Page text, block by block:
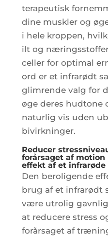
terapeutisk
dine muskler og
i hele kroppen,
ilt og
celler for optimal
ord er et infrarødt
glimrende valg for
øge deres hudtone
naturlig vis uden
bivirkninger.
Reducer
forårsaget af
effekt af et
Den beroligende
brug af et infrarødt
være utrolig
at reducere stress
forårsaget af